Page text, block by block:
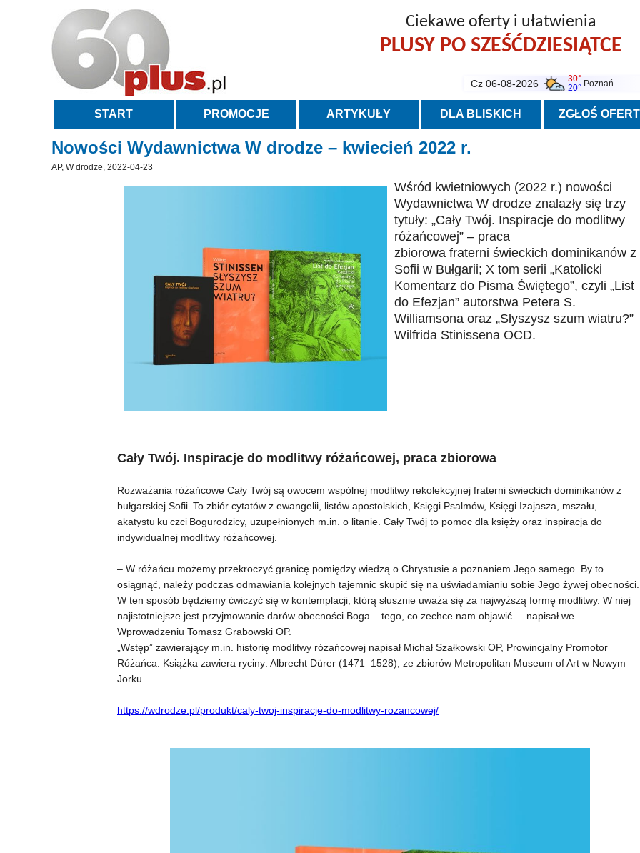
Ciekawe oferty i ułatwienia
PLUSY PO SZEŚĆDZIESIĄTCE
Cz 06-08-2026
30°
20° Poznań
START PROMOCJE ARTYKUŁY DLA BLISKICH ZGŁOŚ
Nowości Wydawnictwa W drodze – kwiecień 2022 r.
AP, W drodze, 2022-04-23
Wśród kwietniowych (2022 r.) nowości
Wydawnictwa W drodze znalazły się trzy
tytuły: „Cały Twój. Inspiracje do modlitwy
różańcowej” – praca
zbiorowa fraterni świeckich dominikanów z
Sofii w Bułgarii; X tom serii „Katolicki
Komentarz do Pisma Świętego”, czyli „List
do Efezjan” autorstwa Petera S.
Williamsona oraz „Słyszysz szum wiatru?”
Wilfrida Stinissena OCD.
Cały Twój. Inspiracje do modlitwy różańcowej, praca zbiorowa
Rozważania różańcowe Cały Twój są owocem wspólnej modlitwy rekolekcyjnej fraterni świeckich dominikanów z
bułgarskiej Sofii. To zbiór cytatów z ewangelii, listów apostolskich, Księgi Psalmów, Księgi Izajasza, mszału,
akatystu ku czci Bogurodzicy, uzupełnionych m.in. o litanie. Cały Twój to pomoc dla księży oraz inspiracja do
indywidualnej modlitwy różańcowej.
– W różańcu możemy przekroczyć granicę pomiędzy wiedzą o Chrystusie a poznaniem Jego samego. By to
osiągnąć, należy podczas odmawiania kolejnych tajemnic skupić się na uświadamianiu sobie Jego żywej obecności.
W ten sposób będziemy ćwiczyć się w kontemplacji, którą słusznie uważa się za najwyższą formę modlitwy. W niej
najistotniejsze jest przyjmowanie darów obecności Boga – tego, co zechce nam objawić. – napisał we
Wprowadzeniu Tomasz Grabowski OP.
„Wstęp” zawierający m.in. historię modlitwy różańcowej napisał Michał Szałkowski OP, Prowincjalny Promotor
Różańca. Książka zawiera ryciny: Albrecht Dürer (1471–1528), ze zbiorów Metropolitan Museum of Art w Nowym
Jorku.
https://wdrodze.pl/produkt/caly-twoj-inspiracje-do-modlitwy-rozancowej/